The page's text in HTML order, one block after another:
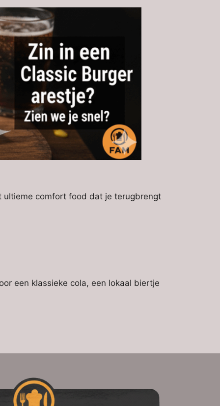
ultieme comfort food dat je terugbrengt
een klassieke cola, een lokaal biertje